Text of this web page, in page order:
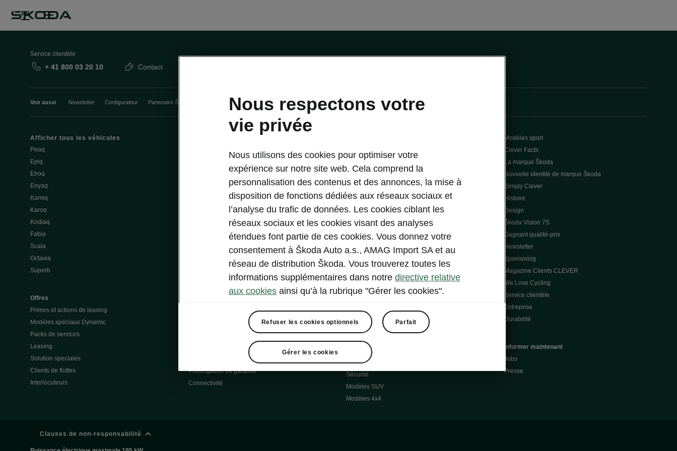
FR
Service clientèle
+ 41 800 03 20 10 Contact
Voir aussi Newsletter Configurateur Partenaire Škoda Course d’essai
Afficher tous les véhicules
Peaq
Epiq
Elroq
Enyaq
Kamiq
Karoq
Kodiaq
Fabia
Scala
Octavia
Superb
Offres
Primes et actions de leasing
Modèles spéciaux Dynamic
Packs de services
Leasing
Solution speciales
Clients de flottes
Interlocuteurs
Batterie et sécurité
Mise à jour logicielle
3.7 Mise à jour logicielle
Recharge publique
Recharger à domicile
Batterie et autonomie
Questions & Réponses
Service & accessoires
Prolongation de garantie
Connectivité
Service Cam
Applications d’infodivertissement
Entretien véhicule
Carosserie Endommagée
MyŠkoda App
3G Sunset
Liste de disponibilité
Catalogues d’accessoires d’origine
Roues d'Hiver
Škoda Pièces d'origine
Škoda Lifestyle
Occasions
Škoda Occasion Plus
À notre sujet
Sécurité
Modèles SUV
Modèles 4x4
Modèles sport
Clever Facts
La marque Škoda
Nouvelle identité de marque Škoda
Simply Clever
Histoire
Design
Škoda Vision 7S
Gagnant qualité-prix
Newsletter
Sponsoring
Magazine Clients CLEVER
We Love Cycling
Service clientèle
Entreprise
Durabilité
Informer maintenant
Jobs
Presse
Clauses de non-responsabilité
Nous respectons votre
vie privée
Nous utilisons des cookies pour optimiser votre
expérience sur notre site web. Cela comprend la
personnalisation des contenus et des annonces, la mise à
disposition de fonctions dédiées aux réseaux sociaux et
l’analyse du trafic de données. Les cookies ciblant les
réseaux sociaux et les cookies visant des analyses
étendues font partie de ces cookies. Vous donnez votre
consentement à Škoda Auto a.s., AMAG Import SA et au
réseau de distribution Škoda. Vous trouverez toutes les
informations supplémentaires dans notre directive relative
aux cookies ainsi qu’à la rubrique "Gérer les cookies".
Refuser les cookies optionnels Parfait
Gérer les cookies